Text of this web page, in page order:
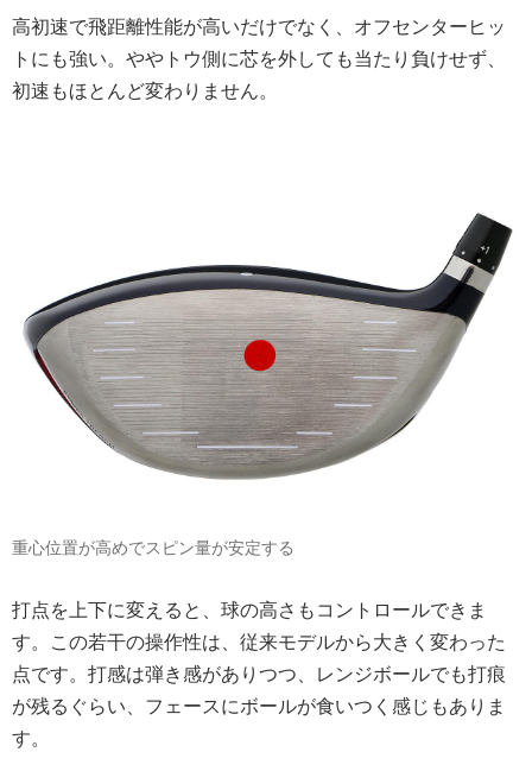
高初速で飛距離性能が高いだけでなく、オフセンターヒッ
トにも強い。ややトウ側に芯を外しても当たり負けせず、
初速もほとんど変わりません。
重心位置が高めでスピン量が安定する
打点を上下に変えると、球の高さもコントロールできま
す。この若干の操作性は、従来モデルから大きく変わった
点です。打感は弾き感がありつつ、レンジボールでも打痕
が残るぐらい、フェースにボールが食いつく感じもありま
す。